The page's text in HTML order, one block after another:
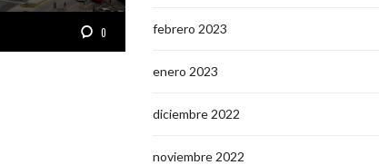
0 febrero 2023
enero 2023
diciembre 2022
noviembre 2022